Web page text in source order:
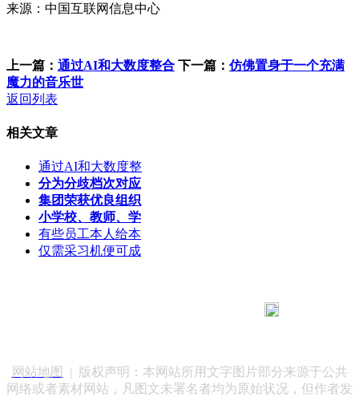
来源：中国互联网信息中心
上一篇： 通过AI和大数度整合 下一篇： 仿佛置身于一个充满
魔力的音乐世
返回列表
相关文章
通过AI和大数度整
分为分歧档次对应
集团荣获优良组织
小学校、教师、学
有些员工本人给本
仅需采习机便可成
网站地图
| 版权声明：本网站所用文字图片部分来源于公共
网络或者素材网站，凡图文未署名者均为原始状况，但作者发